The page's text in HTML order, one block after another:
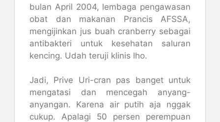
bulan April 2004, lembaga pengawasan
obat dan makanan Prancis AFSSA,
mengijinkan jus buah cranberry sebagai
antibakteri untuk kesehatan saluran
kencing. Udah teruji klinis lho.
Jadi, Prive Uri-cran pas banget untuk
mengatasi dan mencegah anyang-
anyangan. Karena air putih aja nggak
cukup. Apalagi 50 persen perempuan